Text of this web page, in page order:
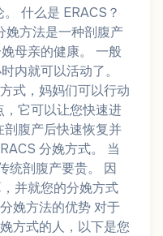
什么是 ERACS？
娩方法是一种剖腹产
母亲的健康。 一般
内就可以活动了。
式，妈妈们可以行动
它可以让您快速进
腹产后快速恢复并
分娩方式。 当
统剖腹产要贵。 因
并就您的分娩方式
娩方法的优势 对于
方式的人，以下是您